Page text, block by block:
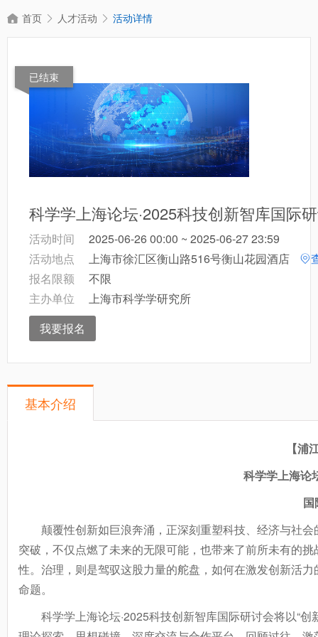
首页 人才活动 活动详情
已结束
科学学上海论坛·2025科技创新智库国际
活动时间
2025-06-26 00:00 ~ 2025-06-27 23:59
活动地点
上海市徐汇区衡山路516号衡山花园酒店
报名限额
不限
主办单位
上海市科学学研究所
我要报名
基本介绍
【浦
科学学上海论
国
颠覆性创新如巨浪奔涌，正深刻重塑科技、经济与社
突破，不仅点燃了未来的无限可能，也带来了前所未有的
性。治理，则是驾驭这股力量的舵盘，如何在激发创新活
命题。
科学学上海论坛·2025科技创新智库国际研讨会将以“